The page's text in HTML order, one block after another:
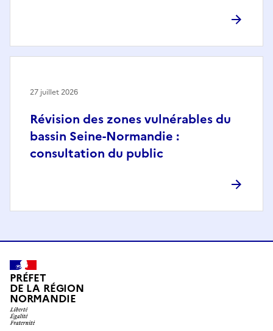
Révision des zones vulnérables du
bassin Seine-Normandie :
consultation du public
27 juillet 2026
PRÉFET
DE LA RÉGION
NORMANDIE